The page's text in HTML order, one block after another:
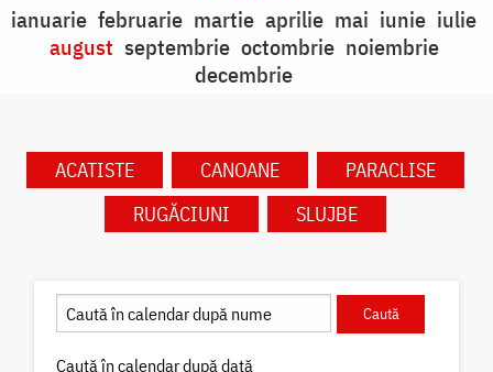
ianuarie februarie martie aprilie mai iunie iulie
august septembrie octombrie noiembrie
decembrie
ACATISTE CANOANE
PARACLISE
RUGĂCIUNI
SLUJBE
Caută în calendar după dată